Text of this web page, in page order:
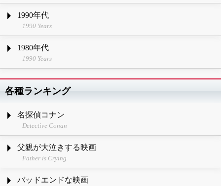
1990年代
1990 Years
1980年代
1990 Years
各種ランキング
名探偵コナン
Detective Conan
父親が大泣きする映画
Father is Crying
バッドエンドな映画